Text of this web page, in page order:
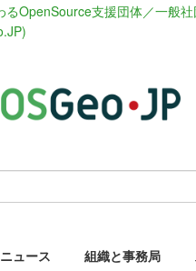
るOpenSource支援団体／一般
ニュース 組織と事務局